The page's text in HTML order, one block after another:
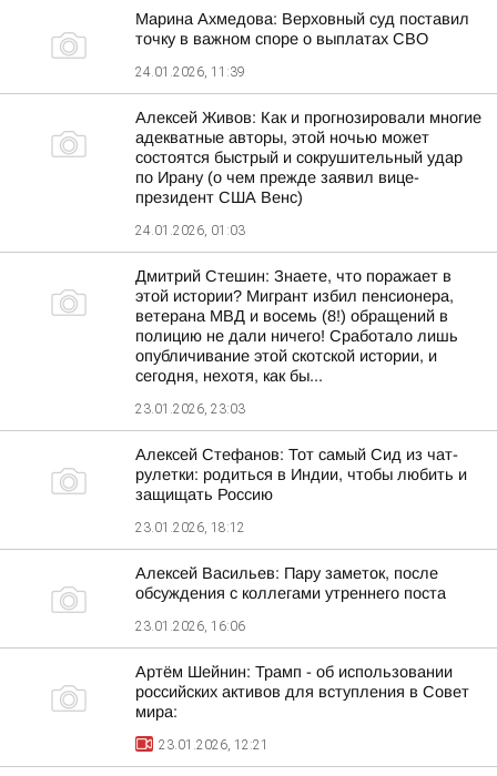
Марина Ахмедова: Верховный суд поставил
точку в важном споре о выплатах СВО
24.01.2026, 11:39
Алексей Живов: Как и прогнозировали многие
адекватные авторы, этой ночью может
состоятся быстрый и сокрушительный удар
по Ирану (о чем прежде заявил вице-
президент США Венс)
24.01.2026, 01:03
Дмитрий Стешин: Знаете, что поражает в
этой истории? Мигрант избил пенсионера,
ветерана МВД и восемь (8!) обращений в
полицию не дали ничего! Сработало лишь
опубличивание этой скотской истории, и
сегодня, нехотя, как бы...
23.01.2026, 23:03
Алексей Стефанов: Тот самый Сид из чат-
рулетки: родиться в Индии, чтобы любить и
защищать Россию
23.01.2026, 18:12
Алексей Васильев: Пару заметок, после
обсуждения с коллегами утреннего поста
23.01.2026, 16:06
Артём Шейнин: Трамп - об использовании
российских активов для вступления в Совет
мира:
23.01.2026, 12:21